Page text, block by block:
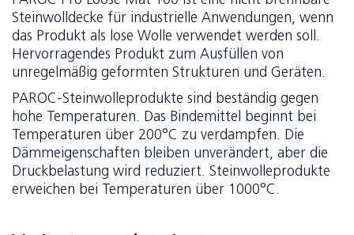
Steinwolldecke für industrielle Anwendungen, wenn
das Produkt als lose Wolle verwendet werden soll.
Hervorragendes Produkt zum Ausfüllen von
unregelmäßig geformten Strukturen und Geräten.
PAROC-Steinwolleprodukte sind beständig gegen
hohe Temperaturen. Das Bindemittel beginnt bei
Temperaturen über 200°C zu verdampfen. Die
Dämmeigenschaften bleiben unverändert, aber die
Druckbelastung wird reduziert. Steinwolleprodukte
erweichen bei Temperaturen über 1000°C.